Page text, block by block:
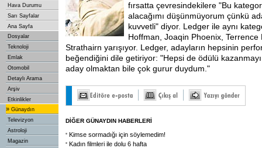
Hava Durumu
Sarı Sayfalar
Ana Sayfa
Dosyalar
Teknoloji
Emlak
Otomobil
Detaylı Arama
Arşiv
Etkinlikler
» Günaydın
Televizyon
Astroloji
Magazin
fırsatta çevresindekilere "Bu
alacağımı düşünmüyorum çünkü
kuvvetli" diyor. Ledger ile aynı
Hoffman, Joaqin Phoenix, Terrence
Strathairn yarışıyor. Ledger, adayların hepsinin
beğendiğini dile getiriyor: "Hepsi de ödülü
aday olmaktan bile çok gurur duydum."
DİĞER GÜNAYDIN HABERLERİ
Kimse sormadığı için söylemedim!
Kadın filmleri ile dolu 6 hafta